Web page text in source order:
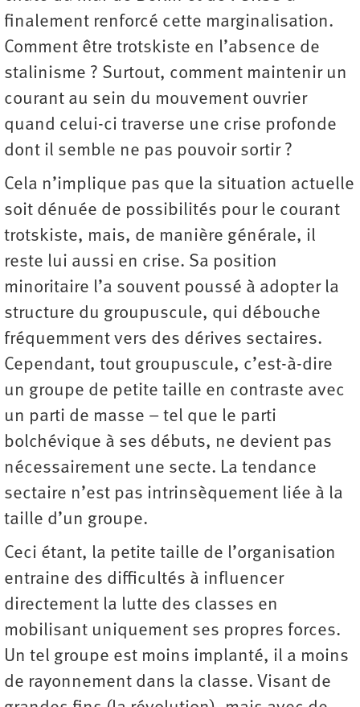
finalement renforcé cette marginalisation.
Comment être trotskiste en l’absence de
stalinisme ? Surtout, comment maintenir un
courant au sein du mouvement ouvrier
quand celui-ci traverse une crise profonde
dont il semble ne pas pouvoir sortir ?
Cela n’implique pas que la situation actuelle
soit dénuée de possibilités pour le courant
trotskiste, mais, de manière générale, il
reste lui aussi en crise. Sa position
minoritaire l’a souvent poussé à adopter la
structure du groupuscule, qui débouche
fréquemment vers des dérives sectaires.
Cependant, tout groupuscule, c’est-à-dire
un groupe de petite taille en contraste avec
un parti de masse – tel que le parti
bolchévique à ses débuts, ne devient pas
nécessairement une secte. La tendance
sectaire n’est pas intrinsèquement liée à la
taille d’un groupe.
Ceci étant, la petite taille de l’organisation
entraine des difficultés à influencer
directement la lutte des classes en
mobilisant uniquement ses propres forces.
Un tel groupe est moins implanté, il a moins
de rayonnement dans la classe. Visant de